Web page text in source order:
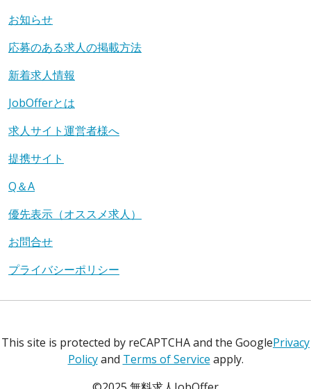
お知らせ
応募のある求人の掲載方法
新着求人情報
JobOfferとは
求人サイト運営者様へ
提携サイト
Q＆A
優先表示（オススメ求人）
お問合せ
プライバシーポリシー
This site is protected by reCAPTCHA and the GooglePrivacy
Policyand Terms of Service apply.